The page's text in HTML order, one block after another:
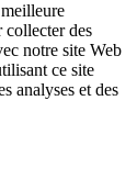
collecter des
notre site Web
ce site
analyses et des